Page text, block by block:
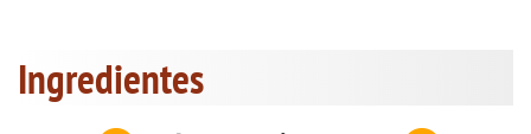
Ingredientes